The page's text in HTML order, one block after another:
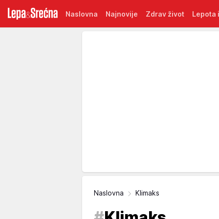
Naslovna Najnovije Zdrav život Lepota
Naslovna Klimaks